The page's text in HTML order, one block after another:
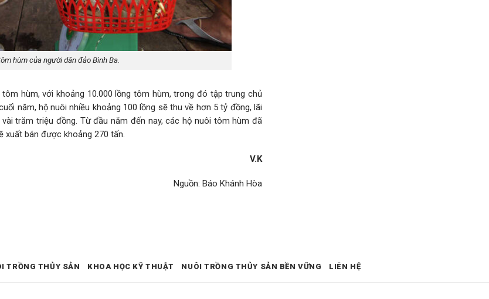
hùm của người dân đảo Bình Ba.
hùm, với khoảng 10.000 lồng tôm hùm, trong đó tập trung chủ
năm, hộ nuôi nhiều khoảng 100 lồng sẽ thu về hơn 5 tỷ đồng, lãi
trăm triệu đồng. Từ đầu năm đến nay, các hộ nuôi tôm hùm đã
xuất bán được khoảng 270 tấn.
V.K
Nguồn: Báo Khánh Hòa
TRỒNG THỦY SẢN KHOA HỌC KỸ THUẬT NUÔI TRỒNG THỦY SẢN BỀN VỮNG LIÊN HỆ